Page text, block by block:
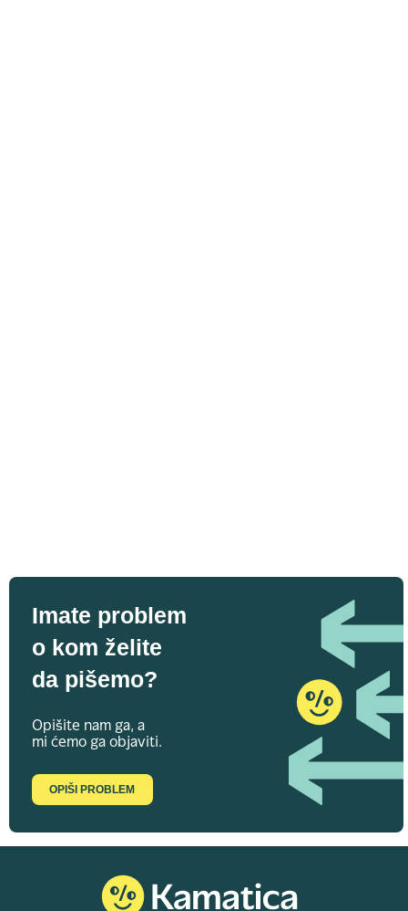
Imate problem
o kom želite
da pišemo?
Opišite nam ga, a
mi ćemo ga objaviti.
OPIŠI PROBLEM